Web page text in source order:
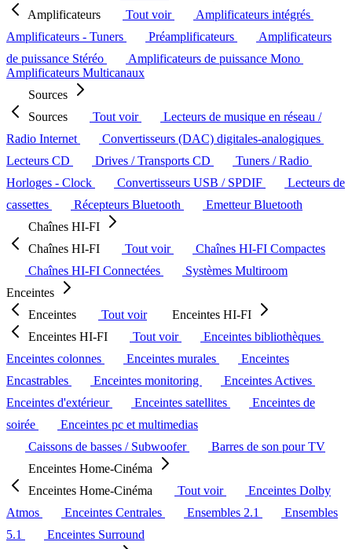
Amplificateurs
Tout voir
Amplificateurs intégrés
Amplificateurs - Tuners
Préamplificateurs
Amplificateurs
de puissance Stéréo
Amplificateurs de puissance Mono
Amplificateurs Multicanaux
Sources
Sources
Tout voir
Lecteurs de musique en réseau /
Radio Internet
Convertisseurs (DAC) digitales-analogiques
Lecteurs CD
Drives / Transports CD
Tuners / Radio
Horloges - Clock
Convertisseurs USB / SPDIF
Lecteurs de
cassettes
Récepteurs Bluetooth
Emetteur Bluetooth
Chaînes HI-FI
Chaînes HI-FI
Tout voir
Chaînes HI-FI Compactes
Chaînes HI-FI Connectées
Systèmes Multiroom
Enceintes
Enceintes
Tout voir
Enceintes HI-FI
Enceintes HI-FI
Tout voir
Enceintes bibliothèques
Enceintes colonnes
Enceintes murales
Enceintes
Encastrables
Enceintes monitoring
Enceintes Actives
Enceintes d'extérieur
Enceintes satellites
Enceintes de
soirée
Enceintes pc et multimedias
Caissons de basses / Subwoofer
Barres de son pour TV
Enceintes Home-Cinéma
Enceintes Home-Cinéma
Tout voir
Enceintes Dolby
Atmos
Enceintes Centrales Ensembles 2.1
Ensembles
5.1
Enceintes Surround